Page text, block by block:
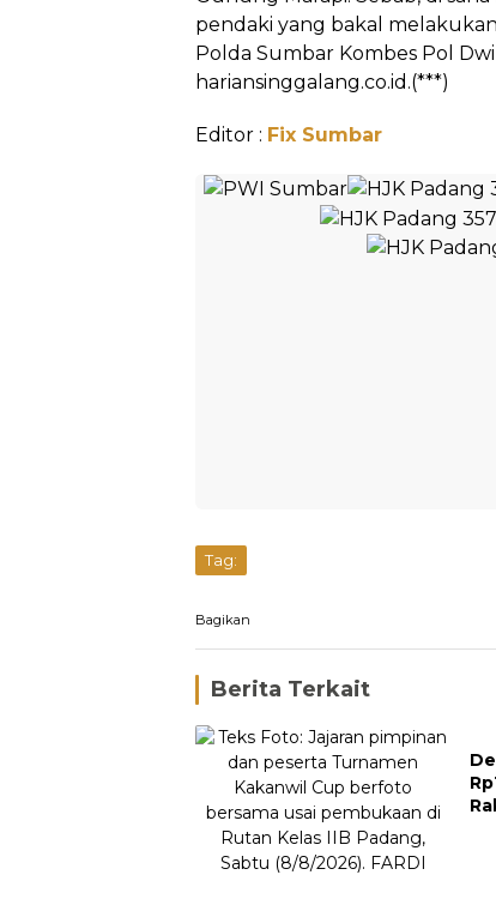
pendaki yang bakal
Polda Sumbar Kombes Pol
hariansinggalang.co.id.(***)
Editor : Fix Sumbar
Tag:
Bagikan
Berita Terkait